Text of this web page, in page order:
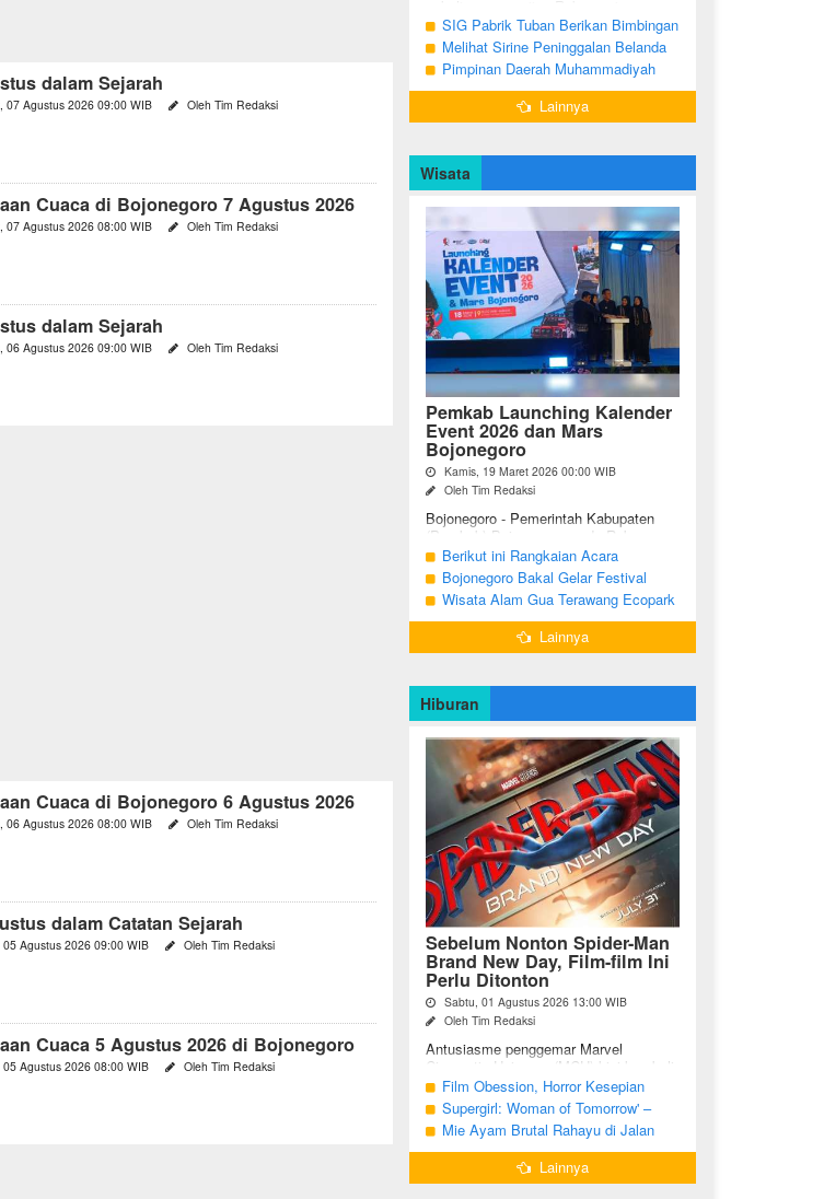
dalam Sejarah
07 Agustus 2026 09:00 WIB Oleh Tim Redaksi
Cuaca di Bojonegoro 7 Agustus 2026
07 Agustus 2026 08:00 WIB Oleh Tim Redaksi
dalam Sejarah
06 Agustus 2026 09:00 WIB Oleh Tim Redaksi
Cuaca di Bojonegoro 6 Agustus 2026
06 Agustus 2026 08:00 WIB Oleh Tim Redaksi
dalam Catatan Sejarah
05 Agustus 2026 09:00 WIB Oleh Tim Redaksi
Cuaca 5 Agustus 2026 di Bojonegoro
05 Agustus 2026 08:00 WIB Oleh Tim Redaksi
(24/01/2024) di Masjid Nabawi al
Munawaroh, Madinah, kepada jemaah
umrah dari ...
SIG Pabrik Tuban Berikan Bimbingan
Manasik Haji kepada CJH Kabupaten
Tuban
Melihat Sirine Peninggalan Belanda
Penanda Buka Puasa di Pendopo
Bupati Blora
Pimpinan Daerah Muhammadiyah
Bojonegoro Akan Gelar Salat
Iduladha 9 Juli 2022
Lainnya
Wisata
Pemkab Launching Kalender
Event 2026 dan Mars
Bojonegoro
Kamis, 19 Maret 2026 00:00 WIB
Oleh Tim Redaksi
Bojonegoro - Pemerintah Kabupaten
(Pemkab) Bojonegoro, pada Rabu
malam (18/03/2026), bertempat di Jalan
Mas Tumapel Bojoonegoro,
melaunching Kalender Event
Bojonegoro ...
Berikut ini Rangkaian Acara
Peringatan Hari Jadi Bojonegoro Ke-
348 Tahun 2025
Bojonegoro Bakal Gelar Festival
Geopark 2025
Wisata Alam Gua Terawang Ecopark
Blora Kini Semakin Menarik
Lainnya
Hiburan
Sebelum Nonton Spider-Man
Brand New Day, Film-film Ini
Perlu Ditonton
Sabtu, 01 Agustus 2026 13:00 WIB
Oleh Tim Redaksi
Antusiasme penggemar Marvel
Cinematic Universe (MCU) kini kembali
meningkat seiring tayangnya
petualangan terbaru Spider-Man Brand
New Day. Bagi penggemar garis ...
Film Obession, Horror Kesepian
Generasi Saat Ini
Supergirl: Woman of Tomorrow' –
Potensi yang Terperangkap dalam
Narasi Generik
Mie Ayam Brutal Rahayu di Jalan
Pemuda Bojonegoro, Kuliner dengan
Banyak Pilihan Menu
Lainnya